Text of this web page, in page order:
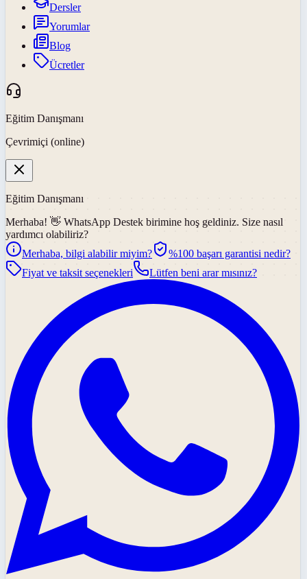
Dersler
Yorumlar
Blog
Ücretler
Eğitim Danışmanı
Çevrimiçi (online)
Eğitim Danışmanı
Merhaba! 👋 WhatsApp Destek birimine hoş geldiniz. Size nasıl
yardımcı olabiliriz?
Merhaba, bilgi alabilir miyim?
%100 başarı garantisi nedir?
Fiyat ve taksit seçenekleri
Lütfen beni arar mısınız?